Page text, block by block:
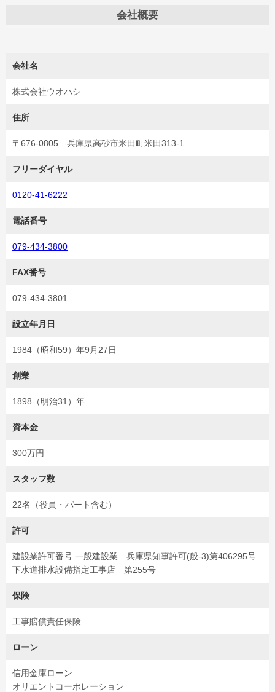
会社概要
会社名
株式会社ウオハシ
住所
〒676-0805 兵庫県高砂市米田町米田313-1
フリーダイヤル
0120-41-6222
電話番号
079-434-3800
FAX番号
079-434-3801
設立年月日
1984（昭和59）年9月27日
創業
1898（明治31）年
資本金
300万円
スタッフ数
22名（役員・パート含む）
許可
建設業許可番号 一般建設業 兵庫県知事許可(般-3)第406295号
下水道排水設備指定工事店 第255号
保険
工事賠償責任保険
ローン
信用金庫ローン
オリエントコーポレーション